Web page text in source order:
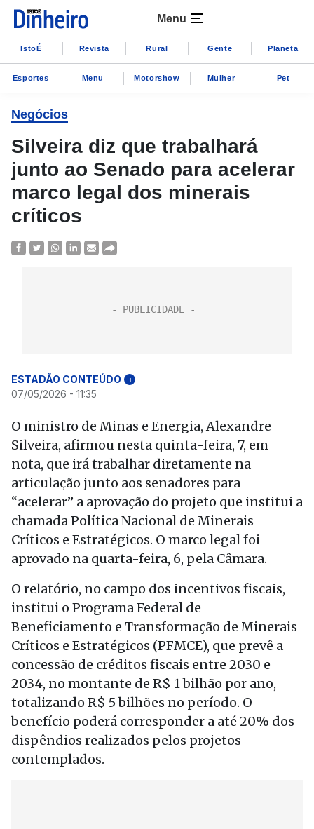
Menu
IstoÉ Revista Rural Gente Planeta
Esportes Menu Motorshow Mulher Pet
Negócios
Silveira diz que trabalhará
junto ao Senado para acelerar
marco legal dos minerais
críticos
ESTADÃO CONTEÚDO i
07/05/2026 - 11:35
O ministro de Minas e Energia, Alexandre
Silveira, afirmou nesta quinta-feira, 7, em
nota, que irá trabalhar diretamente na
articulação junto aos senadores para
“acelerar” a aprovação do projeto que institui a
chamada Política Nacional de Minerais
Críticos e Estratégicos. O marco legal foi
aprovado na quarta-feira, 6, pela Câmara.
O relatório, no campo dos incentivos fiscais,
institui o Programa Federal de
Beneficiamento e Transformação de Minerais
Críticos e Estratégicos (PFMCE), que prevê a
concessão de créditos fiscais entre 2030 e
2034, no montante de R$ 1 bilhão por ano,
totalizando R$ 5 bilhões no período. O
benefício poderá corresponder a até 20% dos
dispêndios realizados pelos projetos
contemplados.